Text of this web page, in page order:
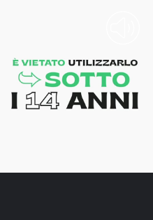
human